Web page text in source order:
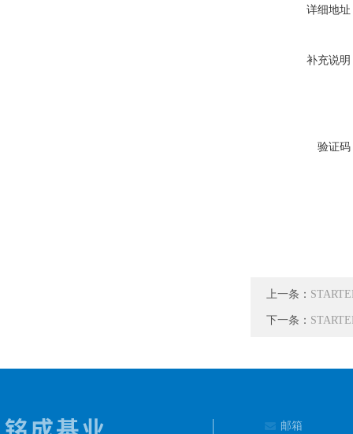
详细地址
补充说明
验证码
上一条：
下一条：
邮箱